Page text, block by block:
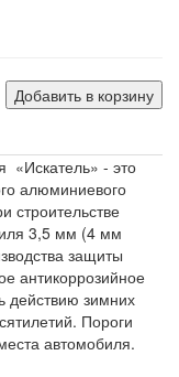
Добавить в корзину
«Искатель» - это
алюминиевого
строительстве
3,5 мм (4 мм
защиты
антикоррозийное
действию зимних
Пороги
автомобиля.